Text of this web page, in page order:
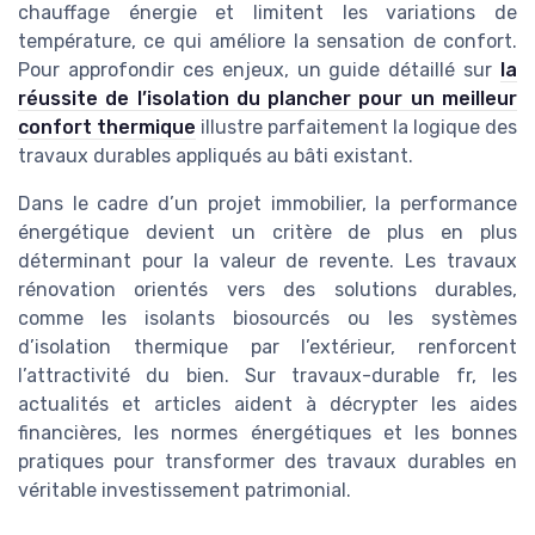
chauffage énergie et limitent les variations de
température, ce qui améliore la sensation de confort.
Pour approfondir ces enjeux, un guide détaillé sur
la
réussite de l’isolation du plancher pour un meilleur
confort thermique illustre parfaitement la logique des
travaux durables appliqués au bâti existant.
Dans le cadre d’un projet immobilier, la performance
énergétique devient un critère de plus en plus
déterminant pour la valeur de revente. Les travaux
rénovation orientés vers des solutions durables,
comme les isolants biosourcés ou les systèmes
d’isolation thermique par l’extérieur, renforcent
l’attractivité du bien. Sur travaux-durable fr, les
actualités et articles aident à décrypter les aides
financières, les normes énergétiques et les bonnes
pratiques pour transformer des travaux durables en
véritable investissement patrimonial.